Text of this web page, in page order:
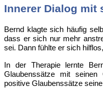
Innerer Dialog mit
Bernd klagte sich häufig
dass er sich nur mehr
sei. Dann fühlte er sich
In der Therapie lernte
Glaubenssätze mit
positive Glaubenssätze